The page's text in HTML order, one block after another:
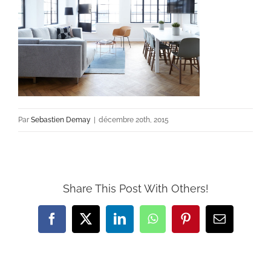
Par Sebastien Demay | décembre 20th, 2015
Share This Post With Others!
Facebook
X LinkedInWhatsAppPinterestEmail